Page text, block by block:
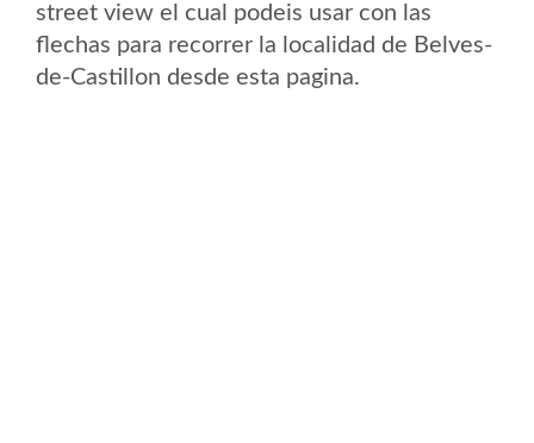
street view el cual podeis usar con las
flechas para recorrer la localidad de Belves-
de-Castillon desde esta pagina.